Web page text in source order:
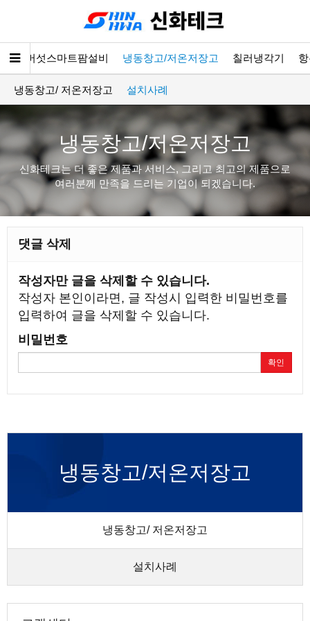
버섯스마트팜설비 냉동창고/저온저장고 칠러냉각기
냉동창고/ 저온저장고 설치사례
냉동창고/저온저장고
신화테크는 더 좋은 제품과 서비스, 그리고 최고의 제품으로
여러분께 만족을 드리는 기업이 되겠습니다.
댓글 삭제
작성자만 글을 삭제할 수 있습니다.
작성자 본인이라면, 글 작성시 입력한 비밀번호를
입력하여 글을 삭제할 수 있습니다.
비밀번호
확인
냉동창고/저온저장고
냉동창고/ 저온저장고
설치사례